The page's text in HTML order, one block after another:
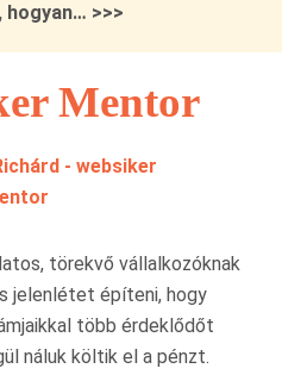
hogyan… >>>
Mentor
törekvő vállalkozóknak
jelenlétet építeni, hogy
több érdeklődőt
náluk költik el a pénzt.